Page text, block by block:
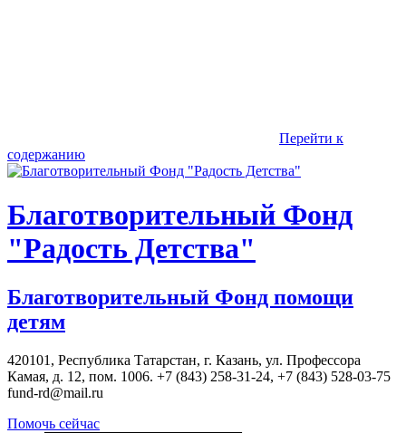
Перейти к
содержанию
Благотворительный Фонд
"Радость Детства"
Благотворительный Фонд помощи
детям
420101, Республика Татарстан, г. Казань, ул. Профессора
Камая, д. 12, пом. 1006. +7 (843) 258-31-24, +7 (843) 528-03-75
fund-rd@mail.ru
Помочь сейчас